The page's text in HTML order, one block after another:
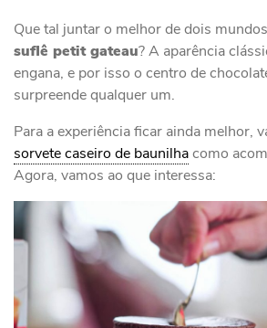
Que tal juntar o melhor de dois
suflê petit gateau? A aparência
engana, e por isso o centro de
surpreende qualquer um.
Para a experiência ficar ainda melhor,
sorvete caseiro de baunilhacomo
Agora, vamos ao que interessa: